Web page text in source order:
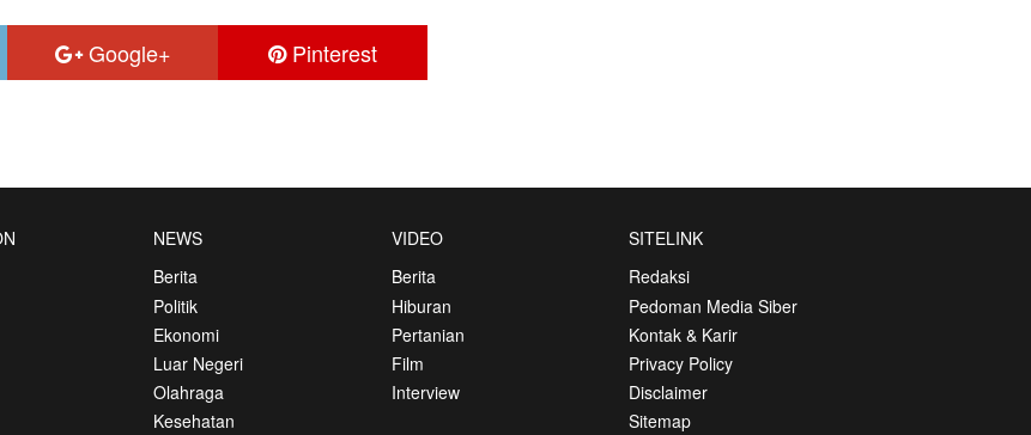
Google+ Pinterest
NEWS
Berita
Politik
Ekonomi
Luar Negeri
Olahraga
Kesehatan
VIDEO
Berita
Hiburan
Pertanian
Film
Interview
SITELINK
Redaksi
Pedoman Media Siber
Kontak & Karir
Privacy Policy
Disclaimer
Sitemap